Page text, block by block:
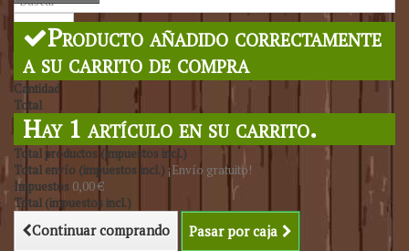
BuscarProducto añadido correctamente
a su carrito de compra
Cantidad
Total
Hay 1 artículo en su carrito.
Total productos (impuestos incl.)
Total envío (impuestos incl.) ¡Envío gratuito!
Impuestos 0,00 €
Total (impuestos incl.)
Continuar comprando Pasar por caja